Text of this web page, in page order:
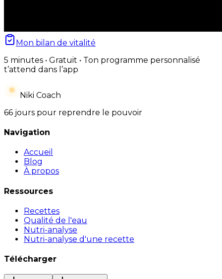
Mon bilan de vitalité
5 minutes • Gratuit • Ton programme personnalisé
t’attend dans l’app
Niki Coach
66 jours pour reprendre le pouvoir
Navigation
Accueil
Blog
À propos
Ressources
Recettes
Qualité de l'eau
Nutri-analyse
Nutri-analyse d'une recette
Télécharger